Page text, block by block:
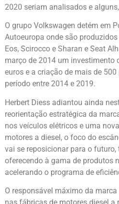
2020 seriam analisados e
O grupo Volkswagen detém em
Autoeuropa onde são
Eos, Scirocco e Sharan e Seat
março de 2014 um investimento
euros e a criação de mais de
período entre 2014 e 2019.
Herbert Diess adiantou ainda
reorientação estratégica da
nos veículos elétricos e uma
motores a diesel, o foco do
vai se reposicionar para o
oferecendo à gama de produtos
acelerando o programa de
O responsável máximo da